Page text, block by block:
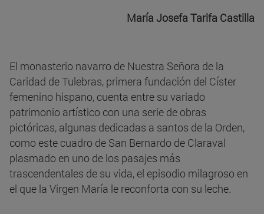
María Josefa Tarifa Castilla
El monasterio navarro de Nuestra Señora de la
Caridad de Tulebras, primera fundación del Císter
femenino hispano, cuenta entre su variado
patrimonio artístico con una serie de obras
pictóricas, algunas dedicadas a santos de la Orden,
como este cuadro de San Bernardo de Claraval
plasmado en uno de los pasajes más
trascendentales de su vida, el episodio milagroso en
el que la Virgen María le reconforta con su leche.